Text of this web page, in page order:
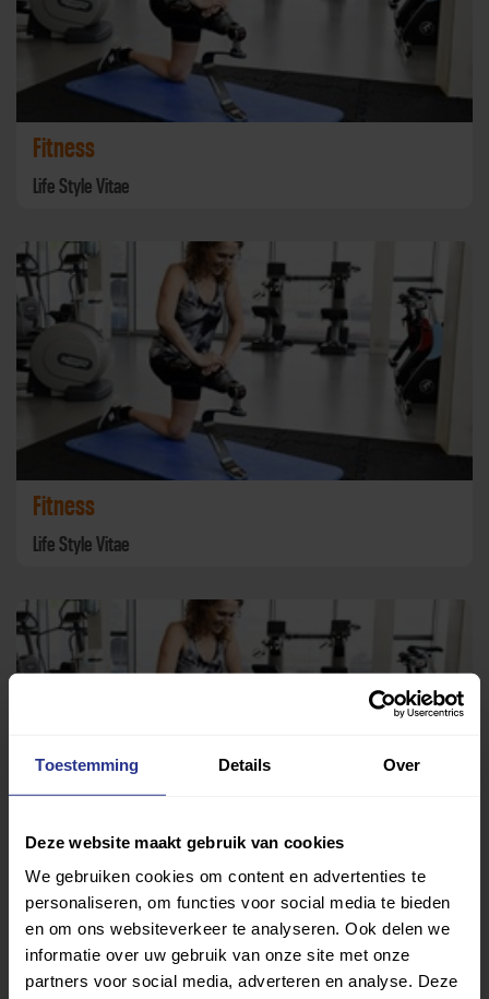
Toestemming Details Over
Deze website maakt gebruik van cookies
We gebruiken cookies om content en advertenties te
personaliseren, om functies voor social media te bieden
en om ons websiteverkeer te analyseren. Ook delen we
informatie over uw gebruik van onze site met onze
partners voor social media, adverteren en analyse. Deze
Fitness
Life Style Vitae
Fitness
Life Style Vitae
Fitness
Life Style Vitae